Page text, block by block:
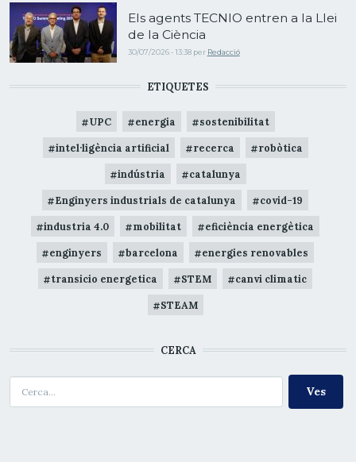
Els agents TECNIO entren a la Llei
de la Ciència
30/07/2026 - 13:38 per Redacció
ETIQUETES
UPC energia sostenibilitat
intel·ligència artificial recerca robòtica
indústria catalunya
Enginyers industrials de catalunya covid-19
industria 4.0 mobilitat eficiència energètica
enginyers barcelona energies renovables
transicio energetica STEM canvi climatic
STEAM
CERCA